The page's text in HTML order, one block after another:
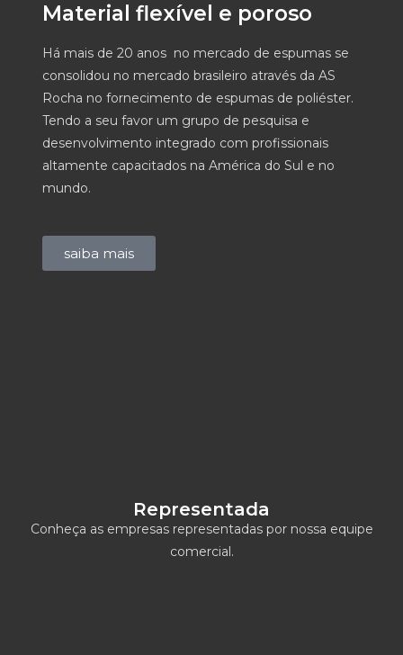
Material flexível e poroso
Há mais de 20 anos no mercado de espumas se
consolidou no mercado brasileiro através da AS
Rocha no fornecimento de espumas de poliéster.
Tendo a seu favor um grupo de pesquisa e
desenvolvimento integrado com profissionais
altamente capacitados na América do Sul e no
mundo.
saiba mais
Representada
Conheça as empresas representadas por nossa equipe
comercial.